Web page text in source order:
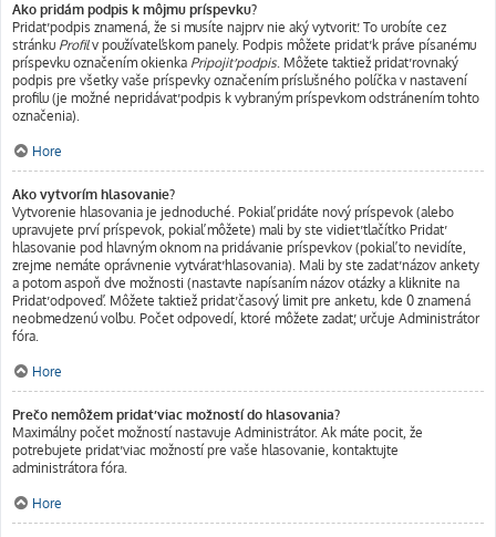
Ako pridám podpis k môjmu príspevku?
Pridať podpis znamená, že si musíte najprv nie aký vytvoriť. To urobíte cez
stránku Profilv používateľskom panely. Podpis môžete pridať k práve písanému
príspevku označením okienka Pripojiť podpis. Môžete taktiež pridať rovnaký
podpis pre všetky vaše príspevky označením príslušného políčka v nastavení
profilu (je možné nepridávať podpis k vybraným príspevkom odstránením tohto
označenia).
Hore
Ako vytvorím hlasovanie?
Vytvorenie hlasovania je jednoduché. Pokiaľ pridáte nový príspevok (alebo
upravujete prví príspevok, pokiaľ môžete) mali by ste vidieť tlačítko Pridať
hlasovanie pod hlavným oknom na pridávanie príspevkov (pokiaľ to nevidíte,
zrejme nemáte oprávnenie vytvárať hlasovania). Mali by ste zadať názov ankety
a potom aspoň dve možnosti (nastavte napísaním názov otázky a kliknite na
Pridať odpoveď. Môžete taktiež pridať časový limit pre anketu, kde 0 znamená
neobmedzenú voľbu. Počet odpovedí, ktoré môžete zadať, určuje Administrátor
fóra.
Hore
Prečo nemôžem pridať viac možností do hlasovania?
Maximálny počet možností nastavuje Administrátor. Ak máte pocit, že
potrebujete pridať viac možností pre vaše hlasovanie, kontaktujte
administrátora fóra.
Hore